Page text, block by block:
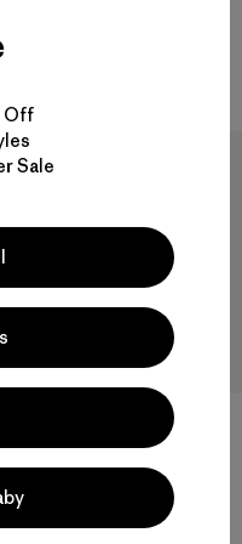
5.0 / 5
New
Baby Retro Pile Jacket
$ 79
(3Comentarios
)
Off
Sale